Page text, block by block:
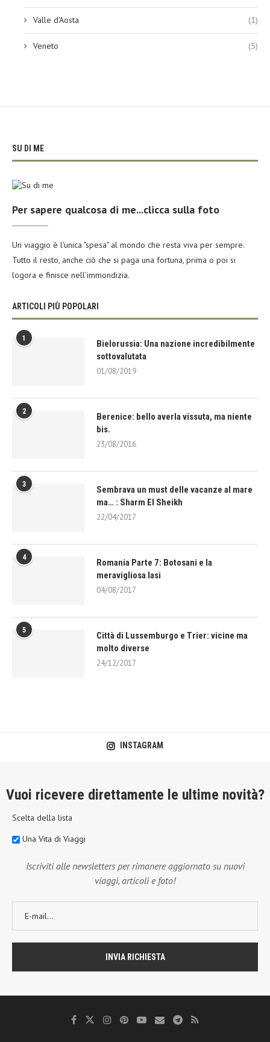
Valle d'Aosta (1)
Veneto (5)
SU DI ME
Per sapere qualcosa di me...clicca sulla foto
Un viaggio è l'unica "spesa" al mondo che resta viva per sempre.
Tutto il resto, anche ciò che si paga una fortuna, prima o poi si
logora e finisce nell'immondizia.
ARTICOLI PIÙ POPOLARI
1
Bielorussia: Una nazione incredibilmente
sottovalutata
01/08/2019
2
Berenice: bello averla vissuta, ma niente
bis.
23/08/2016
3
Sembrava un must delle vacanze al mare
ma… : Sharm El Sheikh
22/04/2017
4
Romania Parte 7: Botosani e la
meravigliosa Iasi
04/08/2017
5
Città di Lussemburgo e Trier: vicine ma
molto diverse
24/12/2017
INSTAGRAM
Vuoi ricevere direttamente le ultime novità?
Scelta della lista
Una Vita di Viaggi
Iscriviti alle newsletters per rimanere aggiornato su nuovi
viaggi, articoli e foto!